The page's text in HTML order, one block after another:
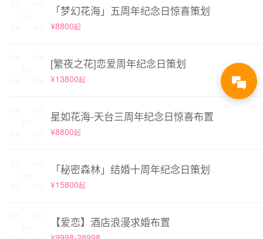
「梦幻花海」五周年纪念日惊喜策划
¥8800起
[繁夜之花]恋爱周年纪念日策划
¥13800起
星如花海-天台三周年纪念日惊喜布置
¥8800起
「秘密森林」结婚十周年纪念日策划
¥15800起
【爱恋】酒店浪漫求婚布置